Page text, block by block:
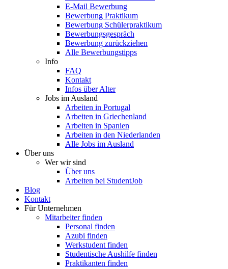
E-Mail Bewerbung
Bewerbung Praktikum
Bewerbung Schülerpraktikum
Bewerbungsgespräch
Bewerbung zurückziehen
Alle Bewerbungstipps
Info
FAQ
Kontakt
Infos über Alter
Jobs im Ausland
Arbeiten in Portugal
Arbeiten in Griechenland
Arbeiten in Spanien
Arbeiten in den Niederlanden
Alle Jobs im Ausland
Über uns
Wer wir sind
Über uns
Arbeiten bei StudentJob
Blog
Kontakt
Für Unternehmen
Mitarbeiter finden
Personal finden
Azubi finden
Werkstudent finden
Studentische Aushilfe finden
Praktikanten finden